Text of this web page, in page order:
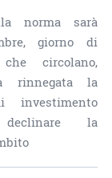
norma sarà
giorno di
circolano,
rinnegata la
investimento
la